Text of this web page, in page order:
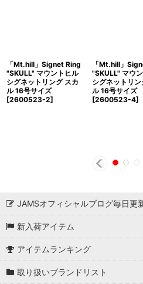
「Mt.hill」Signet Ring
"SKULL" マウントヒル
シグネットリング スカ
ル 16号サイズ
[2600523-2]
「Mt.hill」
"SKULL" マウ
シグネットリン
ル 16号サイズ
[2600523-4]
JAMSオフィシャルブログ毎日
新入荷アイテム
アイテムランキング
取り扱いブランドリスト